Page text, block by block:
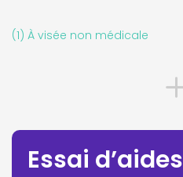
(1) À visée non médicale
Essai